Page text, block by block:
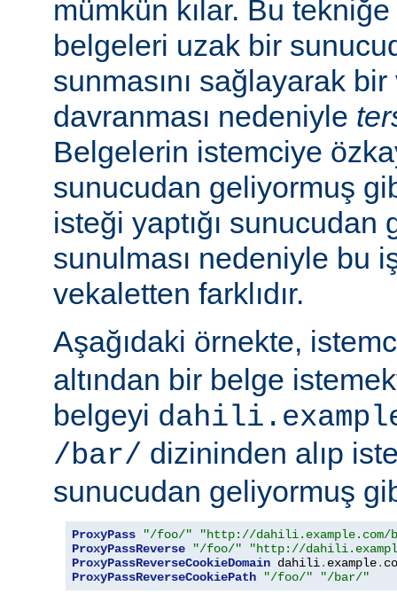
mümkün kılar. Bu
belgeleri uzak bir
sunmasını sağlayarak
davranması nedeniyle
Belgelerin istemciye
sunucudan geliyormuş
isteği yaptığı sunucudan
sunulması nedeniyle bu
vekaletten farklıdır.
Aşağıdaki örnekte,
altından bir belge
belgeyi
/bar/ dizininden alıp
sunucudan geliyormuş
ProxyPass "/foo/"
"http://dahili.example.com/
ProxyPassReverse
"/foo/"
"http://
ProxyPassReverseCookieDomain dahili. example.
ProxyPassReverseCookiePath
"/foo/" "/bar/"